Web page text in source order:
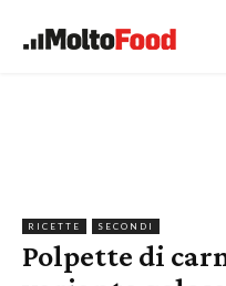
RICETTE SECONDI
Polpette di